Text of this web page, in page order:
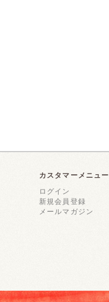
カスタマーメニュー
ログイン
新規会員登録
メールマガジン